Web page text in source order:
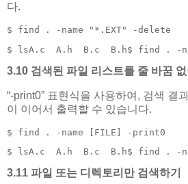
다.
$ find . -name "*.EXT" -delete
$ lsA.c  A.h  B.c  B.h$ find . -
3.10 검색된 파일 리스트를 줄 바꿈
“-print0” 표현식을 사용하여, 검색 결
이 이어서 출력할 수 있습니다.
$ find . -name [FILE] -print0
$ lsA.c  A.h  B.c  B.h$ find . -
3.11 파일 또는 디렉토리만 검색하기